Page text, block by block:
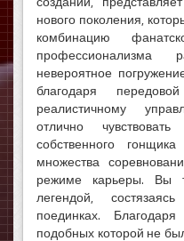
нового поколения,
комбинацию
профессионализма
невероятное
благодаря
реалистичному
отлично
собственного
множества
режиме карьеры. Вы
легендой,
поединках.
подобных которой не